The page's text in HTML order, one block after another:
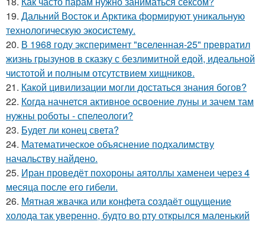
19. Дальний Восток и Арктика формируют уникальную
технологическую экосистему.
20. В 1968 году эксперимент "вселенная-25" превратил
жизнь грызунов в сказку с безлимитной едой, идеальной
чистотой и полным отсутствием хищников.
21. Какой цивилизации могли достаться знания богов?
22. Когда начнется активное освоение луны и зачем там
нужны роботы - спелеологи?
23. Будет ли конец света?
24. Математическое объяснение подхалимству
начальству найдено.
25. Иран проведёт похороны аятоллы хаменеи через 4
месяца после его гибели.
26. Мятная жвачка или конфета создаёт ощущение
холода так уверенно, будто во рту открылся маленький